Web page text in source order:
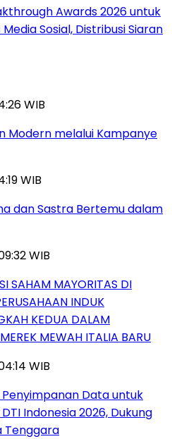
Awards 2026 untuk
Sosial, Distribusi Siaran
WIB
Modern melalui Kampanye
WIB
dan Sastra Bertemu dalam
WIB
SAHAM MAYORITAS DI
INDUK
KEDUA DALAM
MEWAH ITALIA BARU
WIB
Penyimpanan Data untuk
Indonesia 2026, Dukung
Tenggara